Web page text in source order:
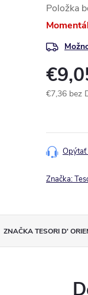
Položka
€7,36 bez
Opýtať
Značka:
ZNAČKATESORI D'